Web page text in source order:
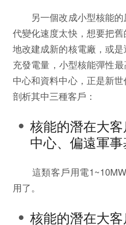
另一個改成小型核能的
代變化速度太快，想要把
地改建成新的核電廠，或
充發電量，小型核能彈性
中心和資料中心，正是新
剖析其中三種客戶：
核能的潛在大
中心、偏遠軍
這類客戶用電1~10MW
用了。
核能的潛在大